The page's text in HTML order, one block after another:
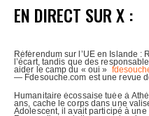
EN DIRECT SUR X :